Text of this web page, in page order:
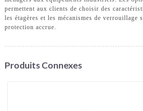
permettent aux clients de choisir des
les étagères et les mécanismes de verrouillage
protection accrue.
Produits Connexes